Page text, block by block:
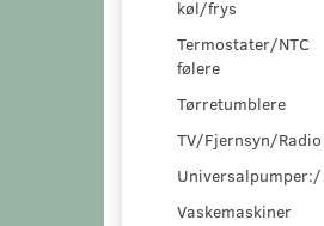
køl/frys
Termostater/NTC
følere
Tørretumblere
TV/Fjernsyn/Radio
Vaskemaskiner